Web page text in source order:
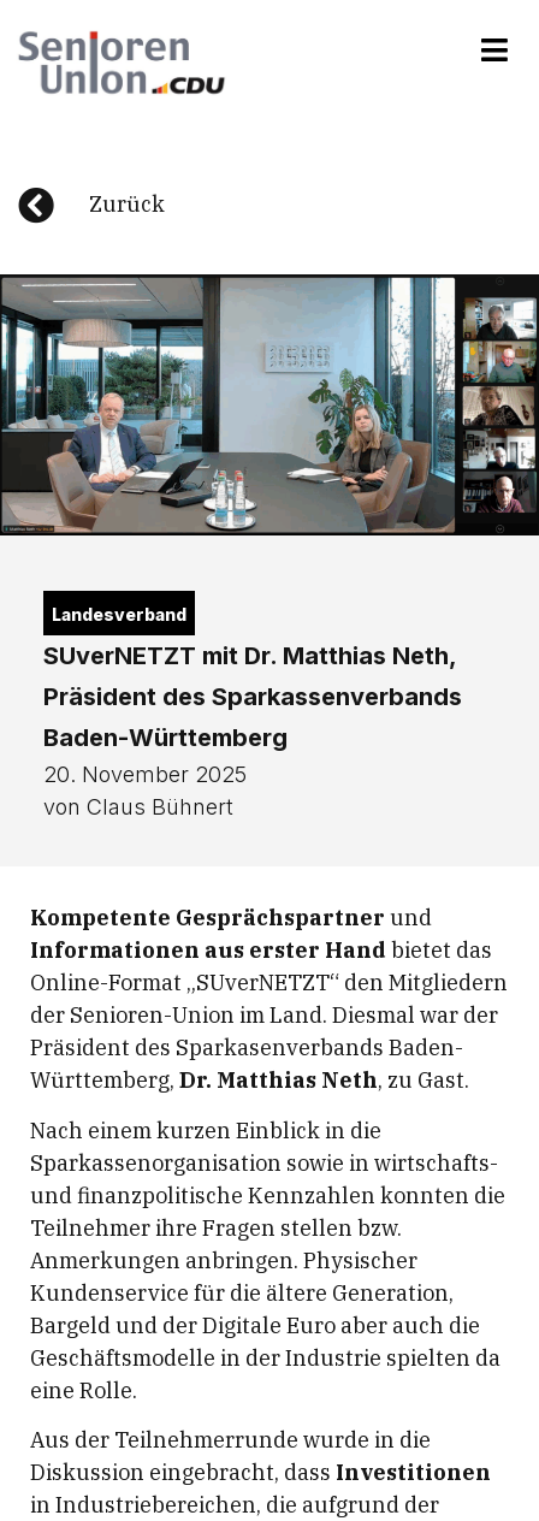
Zurück
Landesverband
SUverNETZT mit Dr. Matthias Neth,
Präsident des Sparkassenverbands
Baden-Württemberg
20. November 2025
von Claus Bühnert
Kompetente Gesprächspartner und
Informationen aus erster Hand bietet das
Online-Format „SUverNETZT“ den Mitgliedern
der Senioren-Union im Land. Diesmal war der
Präsident des Sparkasenverbands Baden-
Württemberg, Dr. Matthias Neth, zu Gast.
Nach einem kurzen Einblick in die
Sparkassenorganisation sowie in wirtschafts-
und finanzpolitische Kennzahlen konnten die
Teilnehmer ihre Fragen stellen bzw.
Anmerkungen anbringen. Physischer
Kundenservice für die ältere Generation,
Bargeld und der Digitale Euro aber auch die
Geschäftsmodelle in der Industrie spielten da
eine Rolle.
Aus der Teilnehmerrunde wurde in die
Diskussion eingebracht, dass Investitionen
in Industriebereichen, die aufgrund der